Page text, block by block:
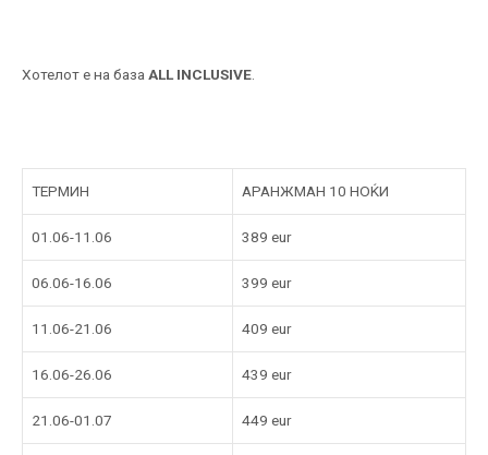
Хотелот е на база ALL INCLUSIVE
ТЕРМИН АРАНЖМАН 10 НОЌИ
01.06-11.06 389 eur
06.06-16.06 399 eur
11.06-21.06 409 eur
16.06-26.06 439 eur
21.06-01.07 449 eur